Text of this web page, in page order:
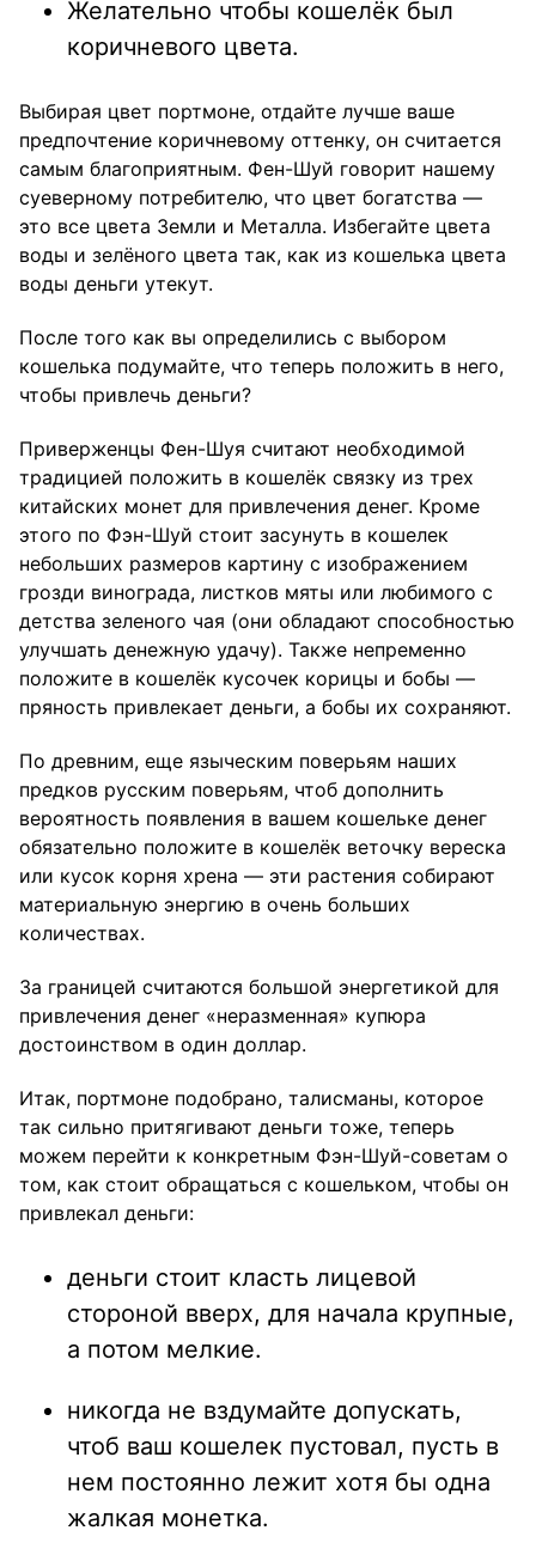
Желательно чтобы кошелёк был
коричневого цвета.
Выбирая цвет портмоне, отдайте лучше ваше
предпочтение коричневому оттенку, он считается
самым благоприятным. Фен-Шуй говорит нашему
суеверному потребителю, что цвет богатства —
это все цвета Земли и Металла. Избегайте цвета
воды и зелёного цвета так, как из кошелька цвета
воды деньги утекут.
После того как вы определились с выбором
кошелька подумайте, что теперь положить в него,
чтобы привлечь деньги?
Приверженцы Фен-Шуя считают необходимой
традицией положить в кошелёк связку из трех
китайских монет для привлечения денег. Кроме
этого по Фэн-Шуй стоит засунуть в кошелек
небольших размеров картину с изображением
грозди винограда, листков мяты или любимого с
детства зеленого чая (они обладают способностью
улучшать денежную удачу). Также непременно
положите в кошелёк кусочек корицы и бобы —
пряность привлекает деньги, а бобы их сохраняют.
По древним, еще языческим поверьям наших
предков русским поверьям, чтоб дополнить
вероятность появления в вашем кошельке денег
обязательно положите в кошелёк веточку вереска
или кусок корня хрена — эти растения собирают
материальную энергию в очень больших
количествах.
За границей считаются большой энергетикой для
привлечения денег «неразменная» купюра
достоинством в один доллар.
Итак, портмоне подобрано, талисманы, которое
так сильно притягивают деньги тоже, теперь
можем перейти к конкретным Фэн-Шуй-советам о
том, как стоит обращаться с кошельком, чтобы он
привлекал деньги:
деньги стоит класть лицевой
стороной вверх, для начала крупные,
а потом мелкие.
никогда не вздумайте допускать,
чтоб ваш кошелек пустовал, пусть в
нем постоянно лежит хотя бы одна
жалкая монетка.